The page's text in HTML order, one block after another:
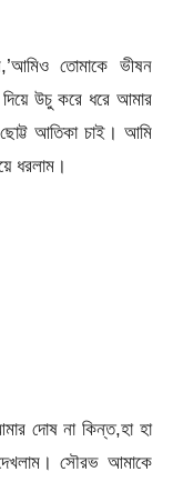
তোমাকে ভীষন
উচু করে ধরে আমার
আতিকা চাই। আমি
ধরলাম।
দোষ না কিন্ত,হা হা
সৌরভ আমাকে